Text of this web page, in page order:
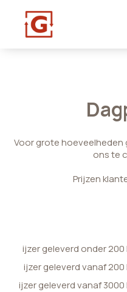
Voor grote hoeveelheden
ons te
Prijzen
ijzer geleverd onder 200
ijzer geleverd vanaf 200
ijzer geleverd vanaf 3000